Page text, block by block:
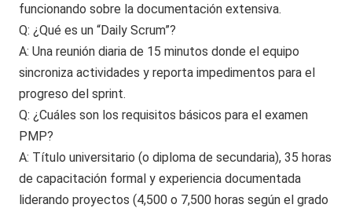
funcionando sobre la documentación extensiva.
Q: ¿Qué es un “Daily Scrum”?
A: Una reunión diaria de 15 minutos donde el equipo
sincroniza actividades y reporta impedimentos para el
progreso del sprint.
Q: ¿Cuáles son los requisitos básicos para el examen
PMP?
A: Título universitario (o diploma de secundaria), 35 horas
de capacitación formal y experiencia documentada
liderando proyectos (4,500 o 7,500 horas según el grado